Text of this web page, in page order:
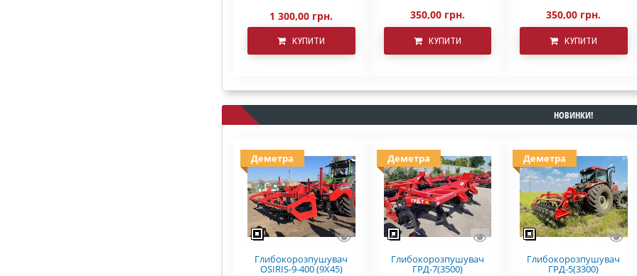
1 300,00 грн.
КУПИТИ
350,00 грн.
КУПИТИ
350,00 грн.
КУПИТИ
НОВИНКИ!
Деметра
Глибокорозпушувач
OSIRIS-9-400 (9Х45)
Деметра
Глибокорозпушувач
ГРД-7(3500)
Деметра
Глибокорозпушувач
ГРД-5(3300)